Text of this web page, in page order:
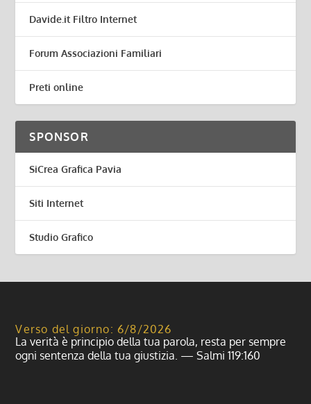
Davide.it Filtro Internet
Forum Associazioni Familiari
Preti online
SPONSOR
SiCrea Grafica Pavia
Siti Internet
Studio Grafico
Verso del giorno: 6/8/2026
La verità è principio della tua parola, resta per sempre
ogni sentenza della tua giustizia. — Salmi 119:160